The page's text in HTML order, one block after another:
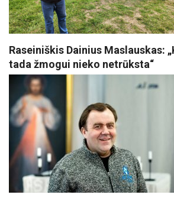
Raseiniškis Dainius Maslauskas:
tada žmogui nieko netrūksta“